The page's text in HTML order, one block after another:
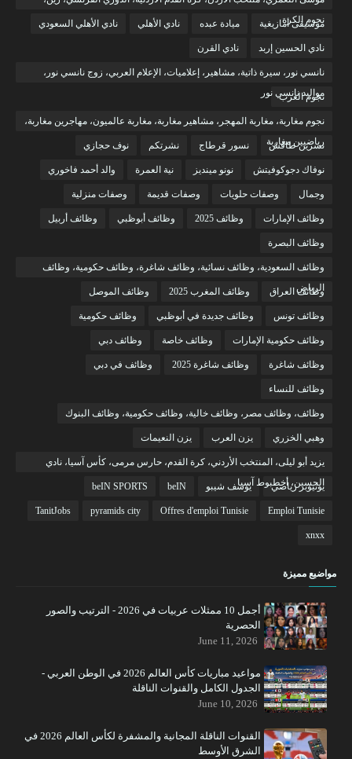
نجوم الكرة
موسيقى أمازيغية ميادة عبده نادي الأهلي نادي الأهلي السعودي
نادي الحسين إربد نادي القرن
نانسي نور، سيرة ذاتية، مشاهير، إعلاميات، الإعلام العربي، زوج نانسي نور،
مواليد نانسي نور
نجوم العرب
نجوم مغاربة، مغاربة المهجر، مشاهير مغاربة، مغاربة عالميون، مهاجرين مغاربة،
رياضيين مغاربة
نسرين طافش نسور قرطاج نشرتكم نوف حجازي
نوفاك دجوكوفيتش نونو مينديز نية العمرة والد أحمد فاخوري
وجمال وصفات حلويات وصفات قديمة وصفات منزلية
وظائف الإمارات وظائف 2025 وظائف أبوظبي وظائف أربيل
وظائف البصرة
وظائف السعودية، وظائف نسائية، وظائف شاغرة، وظائف حكومية، وظائف
الرياض
وظائف العراق وظائف المغرب 2025 وظائف الموصل
وظائف تونس وظائف جديدة في أبوظبي وظائف حكومية
وظائف حكومية الإمارات وظائف خاصة وظائف دبي
وظائف شاغرة وظائف شاغرة 2025 وظائف في دبي
وظائف للنساء
وظائف، وظائف مصر، وظائف خالية، وظائف حكومية، وظائف البنوك
وهبي الخزري يزن العرب يزن النعيمات
يزيد أبو ليلى، المنتخب الأردني، كرة القدم، حارس مرمى، كأس آسيا، نادي
الحسين، أخطبوط آسيا
يوتيوبر رياضي يوسف شيبو beIN
beIN SPORTS
Emploi Tunisie
Offres d'emploi Tunisie
pyramids city
TanitJobs
xnxx
مواضيع مميزة
أجمل 10 ممثلات عربيات في 2026 - الترتيب والصور
الحصرية
June 11, 2026
مواعيد مباريات كأس العالم 2026 في الوطن العربي -
الجدول الكامل والقنوات الناقلة
June 10, 2026
القنوات الناقلة المجانية والمشفرة لكأس العالم 2026 في
الشرق الأوسط